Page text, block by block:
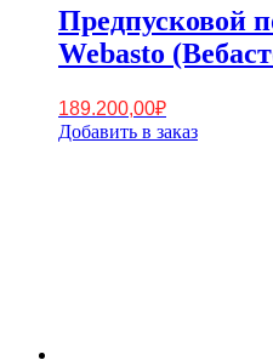
Предпусковой
Webasto
189.200,00₽
Добавить в заказ